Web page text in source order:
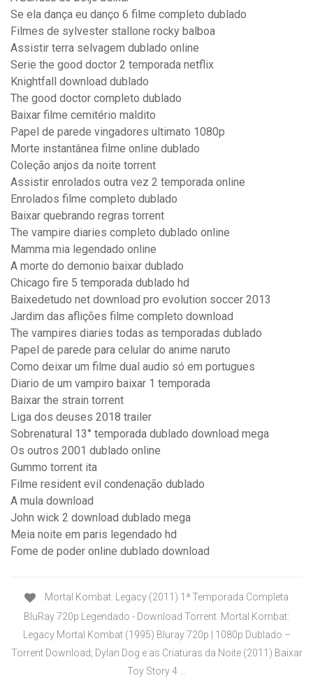
Se ela dança eu danço 6 filme completo dublado
Filmes de sylvester stallone rocky balboa
Assistir terra selvagem dublado online
Serie the good doctor 2 temporada netflix
Knightfall download dublado
The good doctor completo dublado
Baixar filme cemitério maldito
Papel de parede vingadores ultimato 1080p
Morte instantânea filme online dublado
Coleção anjos da noite torrent
Assistir enrolados outra vez 2 temporada online
Enrolados filme completo dublado
Baixar quebrando regras torrent
The vampire diaries completo dublado online
Mamma mia legendado online
A morte do demonio baixar dublado
Chicago fire 5 temporada dublado hd
Baixedetudo net download pro evolution soccer 2013
Jardim das aflições filme completo download
The vampires diaries todas as temporadas dublado
Papel de parede para celular do anime naruto
Como deixar um filme dual audio só em portugues
Diario de um vampiro baixar 1 temporada
Baixar the strain torrent
Liga dos deuses 2018 trailer
Sobrenatural 13° temporada dublado download mega
Os outros 2001 dublado online
Gummo torrent ita
Filme resident evil condenação dublado
A mula download
John wick 2 download dublado mega
Meia noite em paris legendado hd
Fome de poder online dublado download
Mortal Kombat: Legacy (2011) 1ª Temporada Completa
BluRay 720p Legendado - Download Torrent. Mortal Kombat:
Legacy Mortal Kombat (1995) Bluray 720p | 1080p Dublado –
Torrent Download; Dylan Dog e as Criaturas da Noite (2011) Baixar
Toy Story 4 …